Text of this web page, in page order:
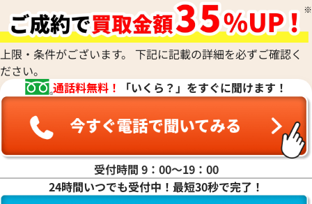
ハ行
マ行
ヤ行
上限・条件がございます。 下記に記載の詳細を必ずご確認く
ださい。
通話料無料！
「いくら？」をすぐに聞けます！
受付時間 9：00〜19：00
24時間いつでも受付中！最短30秒で完了！